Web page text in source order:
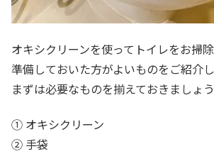
オキシクリーンを使ってトイレをお掃
準備しておいた方がよいものをご紹介
まずは必要なものを揃えておきましょう
① オキシクリーン
② 手袋